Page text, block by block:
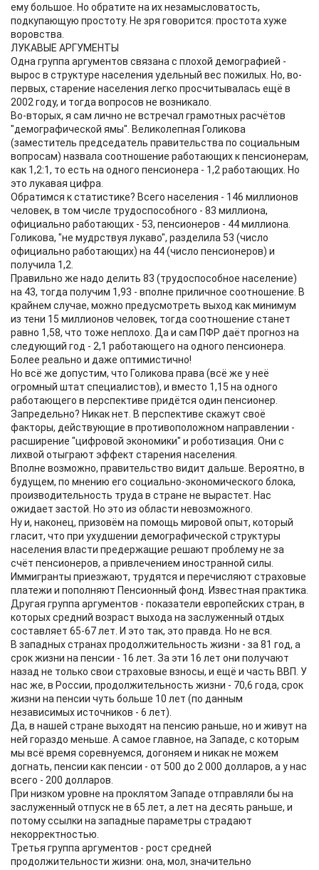
ему большое. Но обратите на их незамысловатость,
подкупающую простоту. Не зря говорится: простота хуже
воровства.
ЛУКАВЫЕ АРГУМЕНТЫ
Одна группа аргументов связана с плохой демографией -
вырос в структуре населения удельный вес пожилых. Но, во-
первых, старение населения легко просчитывалась ещё в
2002 году, и тогда вопросов не возникало.
Во-вторых, я сам лично не встречал грамотных расчётов
"демографической ямы". Великолепная Голикова
(заместитель председатель правительства по социальным
вопросам) назвала соотношение работающих к пенсионерам,
как 1,2:1, то есть на одного пенсионера - 1,2 работающих. Но
это лукавая цифра.
Обратимся к статистике? Всего населения - 146 миллионов
человек, в том числе трудоспособного - 83 миллиона,
официально работающих - 53, пенсионеров - 44 миллиона.
Голикова, "не мудрствуя лукаво", разделила 53 (число
официально работающих) на 44 (число пенсионеров) и
получила 1,2.
Правильно же надо делить 83 (трудоспособное население)
на 43, тогда получим 1,93 - вполне приличное соотношение. В
крайнем случае, можно предусмотреть выход как минимум
из тени 15 миллионов человек, тогда соотношение станет
равно 1,58, что тоже неплохо. Да и сам ПФР даёт прогноз на
следующий год - 2,1 работающего на одного пенсионера.
Более реально и даже оптимистично!
Но всё же допустим, что Голикова права (всё же у неё
огромный штат специалистов), и вместо 1,15 на одного
работающего в перспективе придётся один пенсионер.
Запредельно? Никак нет. В перспективе скажут своё
факторы, действующие в противоположном направлении -
расширение "цифровой экономики" и роботизация. Они с
лихвой отыграют эффект старения населения.
Вполне возможно, правительство видит дальше. Вероятно, в
будущем, по мнению его социально-экономического блока,
производительность труда в стране не вырастет. Нас
ожидает застой. Но это из области невозможного.
Ну и, наконец, призовём на помощь мировой опыт, который
гласит, что при ухудшении демографической структуры
населения власти предержащие решают проблему не за
счёт пенсионеров, а привлечением иностранной силы.
Иммигранты приезжают, трудятся и перечисляют страховые
платежи и пополняют Пенсионный фонд. Известная практика.
Другая группа аргументов - показатели европейских стран, в
которых средний возраст выхода на заслуженный отдых
составляет 65-67 лет. И это так, это правда. Но не вся.
В западных странах продолжительность жизни - за 81 год, а
срок жизни на пенсии - 16 лет. За эти 16 лет они получают
назад не только свои страховые взносы, и ещё и часть ВВП. У
нас же, в России, продолжительность жизни - 70,6 года, срок
жизни на пенсии чуть больше 10 лет (по данным
независимых источников - 6 лет).
Да, в нашей стране выходят на пенсию раньше, но и живут на
ней гораздо меньше. А самое главное, на Западе, с которым
мы всё время соревнуемся, догоняем и никак не можем
догнать, пенсии как пенсии - от 500 до 2 000 долларов, а у нас
всего - 200 долларов.
При низком уровне на проклятом Западе отправляли бы на
заслуженный отпуск не в 65 лет, а лет на десять раньше, и
потому ссылки на западные параметры страдают
некорректностью.
Третья группа аргументов - рост средней
продолжительности жизни: она, мол, значительно